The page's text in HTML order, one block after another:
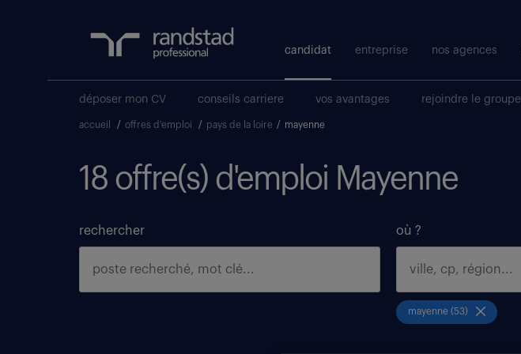
candidat entreprise nos agences
déposer mon CV conseils carriere vos avantages rejoindre le groupe
accueil / offres d'emploi / pays de la loire / mayenne
18 offre(s) d'emploi Mayenne
rechercher où ?
mayenne (53)